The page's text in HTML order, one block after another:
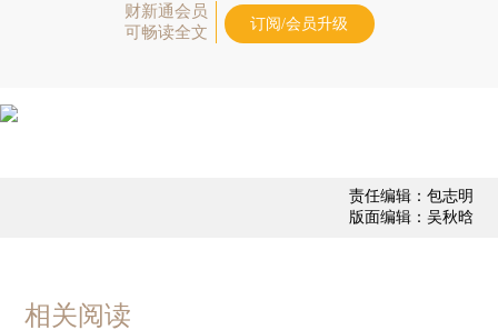
财新通会员
可畅读全文
订阅/会员升级
责任编辑：包志明
版面编辑：吴秋晗
相关阅读